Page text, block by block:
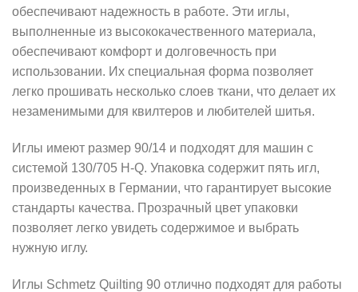
обеспечивают надежность в работе. Эти иглы,
выполненные из высококачественного материала,
обеспечивают комфорт и долговечность при
использовании. Их специальная форма позволяет
легко прошивать несколько слоев ткани, что делает их
незаменимыми для квилтеров и любителей шитья.
Иглы имеют размер 90/14 и подходят для машин с
системой 130/705 H-Q. Упаковка содержит пять игл,
произведенных в Германии, что гарантирует высокие
стандарты качества. Прозрачный цвет упаковки
позволяет легко увидеть содержимое и выбрать
нужную иглу.
Иглы Schmetz Quilting 90 отлично подходят для работы